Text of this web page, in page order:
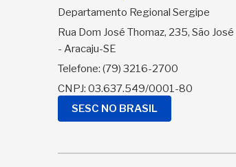
Departamento Regional Sergipe
Rua Dom José Thomaz, 235, São José
- Aracaju-SE
Telefone: (79) 3216-2700
CNPJ: 03.637.549/0001-80
SESC NO BRASIL